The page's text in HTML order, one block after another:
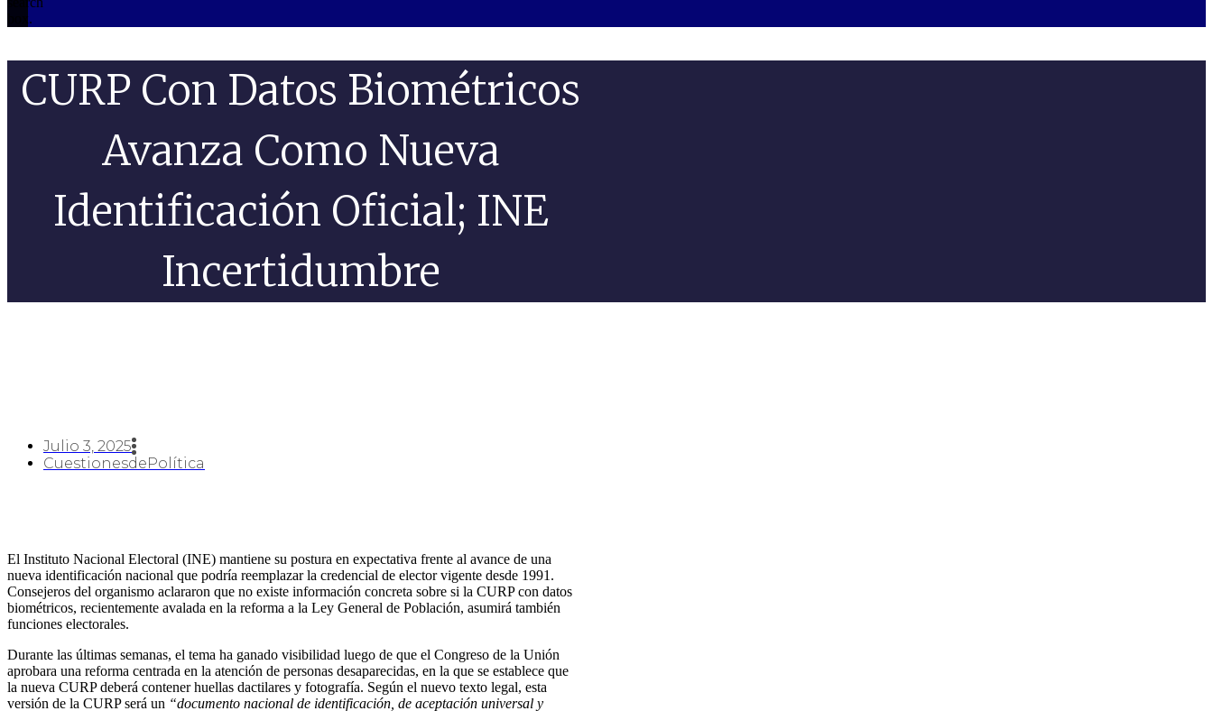
box.
CURP Con Datos Biométricos
Avanza Como Nueva
Identificación Oficial; INE
Incertidumbre
Julio 3, 2025
CuestionesdePolítica
El Instituto Nacional Electoral (INE) mantiene su postura en expectativa frente al avance de una
nueva identificación nacional que podría reemplazar la credencial de elector vigente desde 1991.
Consejeros del organismo aclararon que no existe información concreta sobre si la CURP con datos
biométricos, recientemente avalada en la reforma a la Ley General de Población, asumirá también
funciones electorales.
Durante las últimas semanas, el tema ha ganado visibilidad luego de que el Congreso de la Unión
aprobara una reforma centrada en la atención de personas desaparecidas, en la que se establece que
la nueva CURP deberá contener huellas dactilares y fotografía. Según el nuevo texto legal, esta
versión de la CURP será un “documento nacional de identificación, de aceptación universal y